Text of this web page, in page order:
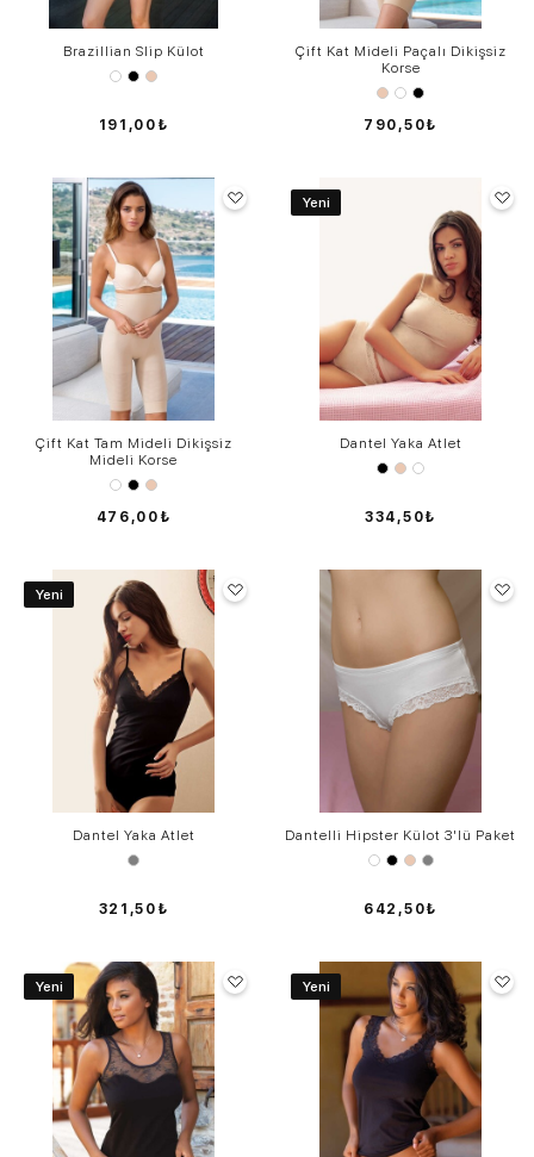
Brazillian Slip Külot
191,00₺
Çift Kat Mideli Paçalı Dikişsiz
Korse
790,50₺
Çift Kat Tam Mideli Dikişsiz
Mideli Korse
476,00₺
Yeni
Dantel Yaka Atlet
334,50₺
Yeni
Dantel Yaka Atlet
321,50₺
Dantelli Hipster Külot 3'lü Paket
642,50₺
Yeni Yeni